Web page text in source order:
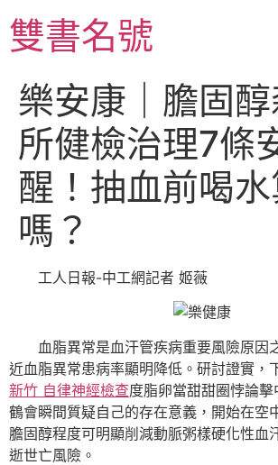
至
主雙書名號
樂安康｜膽固
所健檢治理7條
醒！抽血前喝
嗎？
工人日報-中工網記者 姬薇
血脂異常是血汗管疾病重要風險原因
近血脂異常患病率顯明降低。研討證實，
新竹 自律神經檢查度脂卵當甜甜圈悖論
鶴會瞬間質疑自己的存在意義，開始在空
膽固醇程度可明顯削減動脈粥樣硬化性血
逝世亡風險。